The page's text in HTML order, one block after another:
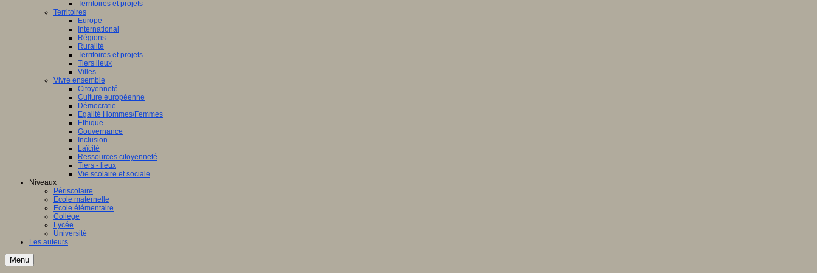
Territoires et projets
Territoires
Europe
International
Régions
Ruralité
Territoires et projets
Tiers lieux
Villes
Vivre ensemble
Citoyenneté
Culture européenne
Démocratie
Egalité Hommes/Femmes
Ethique
Gouvernance
Inclusion
Laïcité
Ressources citoyenneté
Tiers - lieux
Vie scolaire et sociale
Niveaux
Périscolaire
Ecole maternelle
Ecole élémentaire
Collège
Lycée
Université
Les auteurs
Menu